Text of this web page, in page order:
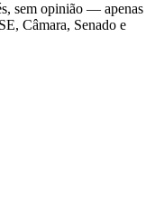
sem opinião — apenas
Câmara, Senado e